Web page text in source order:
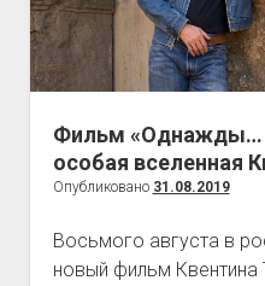
Фильм «Однажды…
особая вселенная
Опубликовано 31.08.2019
Восьмого августа в
новый фильм